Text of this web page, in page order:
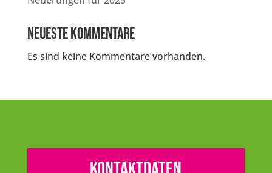
Neueste Kommentare
Es sind keine Kommentare vorhanden.